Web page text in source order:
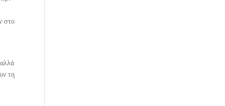
στο
τη